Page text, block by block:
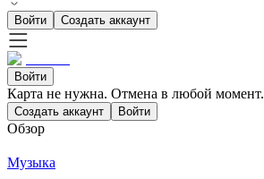
Войти Создать аккаунт
Войти
Карта не нужна. Отмена в любой момент.
Создать аккаунт Войти
Обзор
Музыка